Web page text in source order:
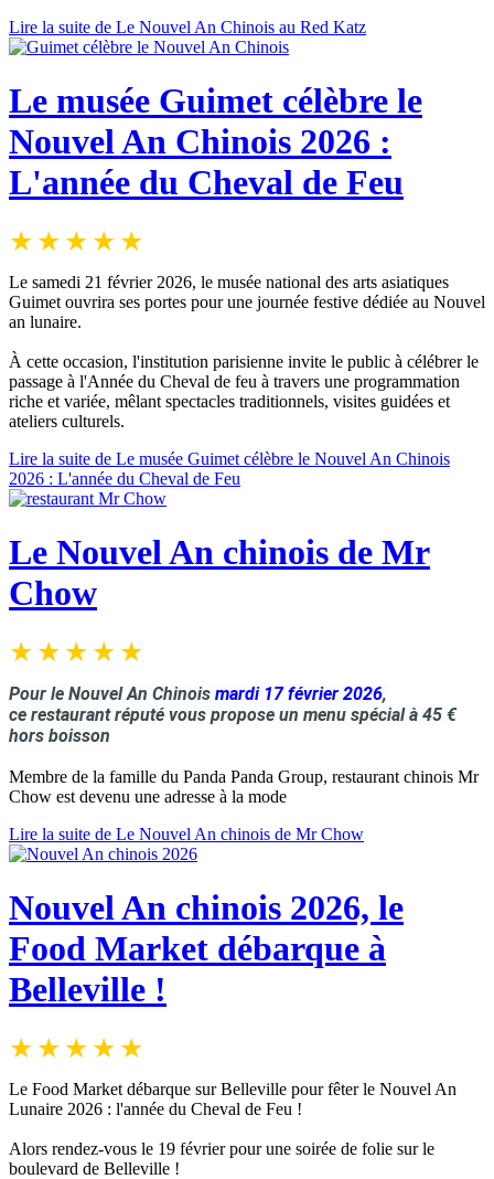
Lire la suite de Le Nouvel An Chinois au Red Katz
Le musée Guimet célèbre le
Nouvel An Chinois 2026 :
L'année du Cheval de Feu
Le samedi 21 février 2026, le musée national des arts asiatiques
Guimet ouvrira ses portes pour une journée festive dédiée au Nouvel
an lunaire.
À cette occasion, l'institution parisienne invite le public à célébrer le
passage à l'Année du Cheval de feu à travers une programmation
riche et variée, mêlant spectacles traditionnels, visites guidées et
ateliers culturels.
Lire la suite de Le musée Guimet célèbre le Nouvel An Chinois
2026 : L'année du Cheval de Feu
Le Nouvel An chinois de Mr
Chow
Pour le Nouvel An Chinois mardi 17 février 2026,
ce restaurant réputé vous propose un menu spécial à 45 €
hors boisson
Membre de la famille du Panda Panda Group, restaurant chinois Mr
Chow est devenu une adresse à la mode
Lire la suite de Le Nouvel An chinois de Mr Chow
Nouvel An chinois 2026, le
Food Market débarque à
Belleville !
Le Food Market débarque sur Belleville pour fêter le Nouvel An
Lunaire 2026 : l'année du Cheval de Feu !
Alors rendez-vous le 19 février pour une soirée de folie sur le
boulevard de Belleville !